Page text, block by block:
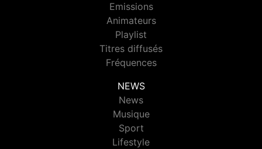
Emissions
Animateurs
Playlist
Titres diffusés
Fréquences
NEWS
News
Musique
Sport
Lifestyle